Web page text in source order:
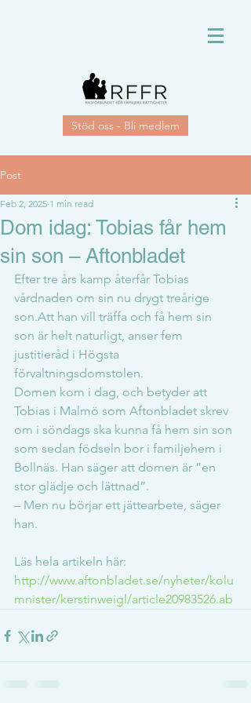
Stöd oss - Bli medlem
Post
Dom idag: Tobias får hem
sin son – Aftonbladet
Feb 2, 2025 1 min read
Efter tre års kamp återfår Tobias
vårdnaden om sin nu drygt treårige
son.Att han vill träffa och få hem sin
son är helt naturligt, anser fem
justitieråd i Högsta
förvaltningsdomstolen.
Domen kom i dag, och betyder att
Tobias i Malmö som Aftonbladet skrev
om i söndags ska kunna få hem sin son
som sedan födseln bor i familjehem i
Bollnäs. Han säger att domen är ”en
stor glädje och lättnad”.
– Men nu börjar ett jättearbete, säger
han.
Läs hela artikeln här:
http://www.aftonbladet.se/nyheter/kolu
mnister/kerstinweigl/article20983526.ab